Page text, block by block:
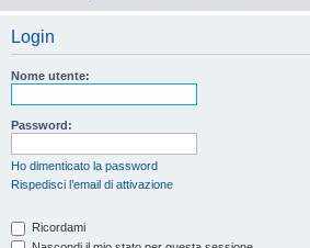
Login
Nome utente:
Password:
Ho dimenticato la password
Rispedisci l’email di attivazione
Ricordami